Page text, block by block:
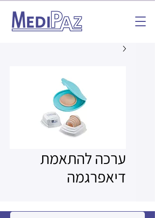
ערכה להתאמת
דיאפרגמה